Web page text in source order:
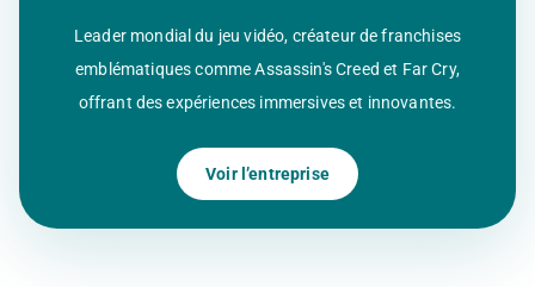
Leader mondial du jeu vidéo, créateur de franchises
emblématiques comme Assassin's Creed et Far Cry,
offrant des expériences immersives et innovantes.
Voir l’entreprise